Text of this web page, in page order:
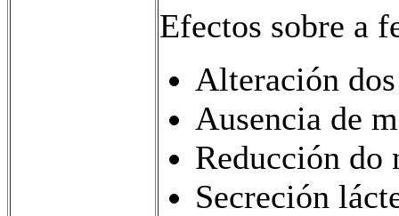
Efectos sobre a
Alteración
Ausencia de
Reducción do
Secreción